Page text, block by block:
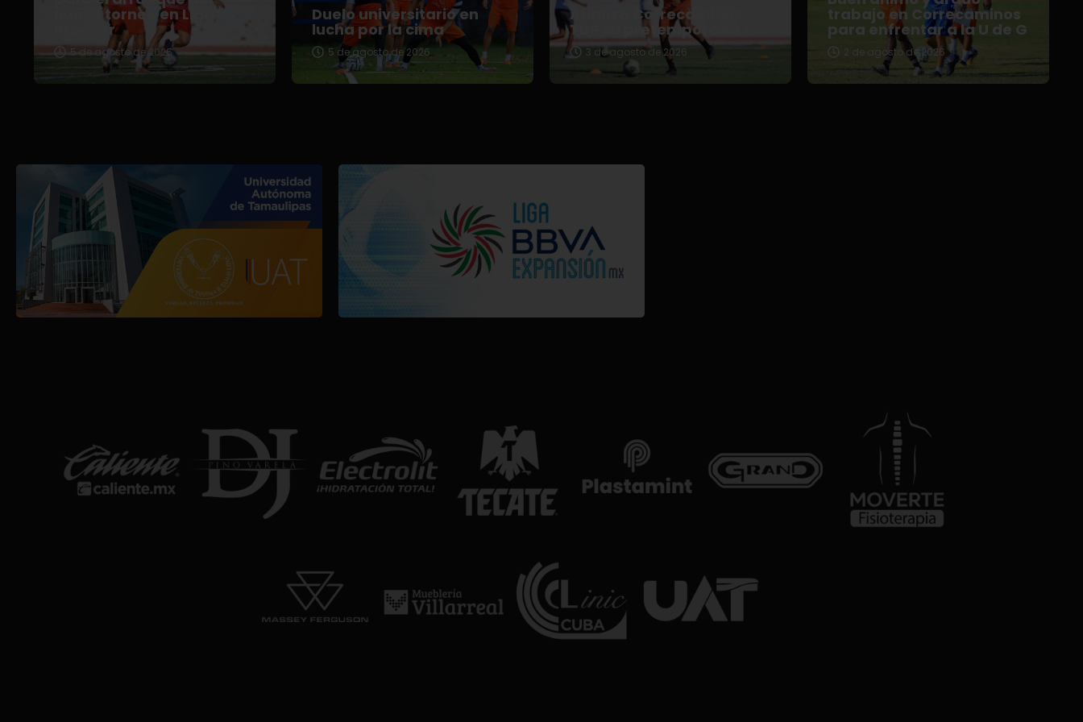
nuevo torneo en Liga
Premier
5 de agosto de 2026
Duelo universitario en
lucha por la cima
5 de agosto de 2026
Afianza Correcaminos
TDP su pretemporada
3 de agosto de 2026
trabajo en Correcaminos
para enfrentar a la U de G
2 de agosto de 2026